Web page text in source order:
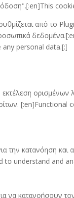
από το
personal data.[:]
τρίτων.
την κατανόηση
to understand and
να κατανοήσουν